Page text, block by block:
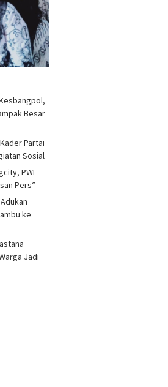
Besar
Partai
Sosial
PWI
Pers”
ke
Jadi